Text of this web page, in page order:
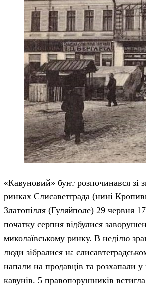
«Кавуновий» бунт розпочинався зі
ринках Єлисаветграда (нині
Златопілля (Гуляйполе) 29 червня
початку серпня відбулися
миколаївському ринку. В неділю
люди зібралися на
напали на продавців та розхапали у
кавунів. 5 правопорушників